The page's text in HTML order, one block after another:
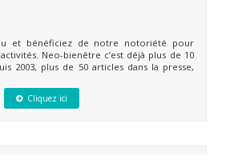
et bénéficiez de notre notoriété pour
Neo-bienêtre c’est déjà plus de 10
2003, plus de 50 articles dans la presse,
Cliquez ici